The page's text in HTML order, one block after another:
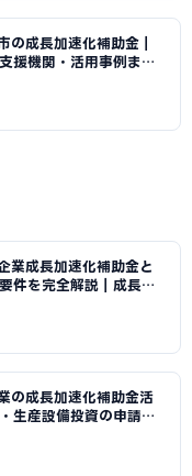
の成長加速化補助金｜
援機関・活用事例まと
ナビ
業成長加速化補助金と
件を完全解説｜成長加
の成長加速化補助金活
生産設備投資の申請戦
ナビ